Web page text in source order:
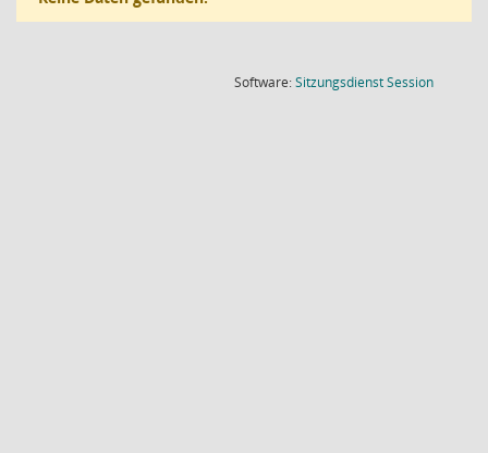
Software:SitzungsdienstSession(Wird in